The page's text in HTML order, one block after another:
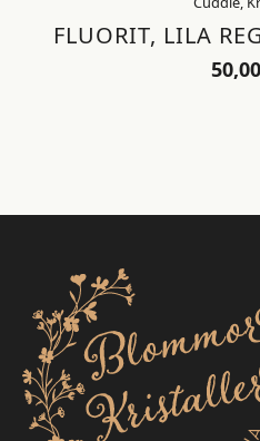
FLUORIT, LILA
50,00